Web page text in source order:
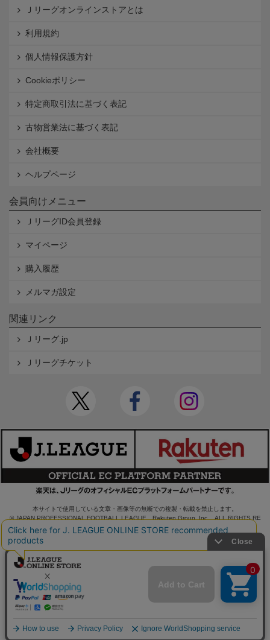
Ｊリーグオンラインストアとは
利用規約
個人情報保護方針
Cookieポリシー
特定商取引法に基づく表記
古物営業法に基づく表記
会社概要
ヘルプページ
会員向けメニュー
ＪリーグID会員登録
マイページ
購入履歴
メルマガ設定
関連リンク
Ｊリーグ.jp
Ｊリーグチケット
本サイトで使用している文章・画像等の無断での複製・転載を禁止します。
© JAPAN PROFESSIONAL FOOTBALL LEAGUE Rakuten Group, Inc. ALL RIGHTS RE
SERVED.